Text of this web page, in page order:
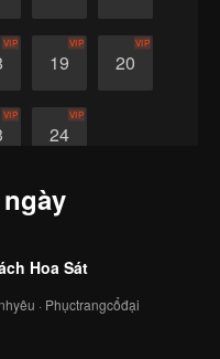
VIP
19
VIP
20
VIP
VIP
24
VIP
Hoa Sát
· Phụctrangcổđại